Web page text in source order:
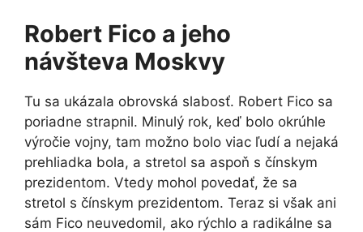
Robert Fico a jeho
návšteva Moskvy
Tu sa ukázala obrovská slabosť. Robert Fico sa
poriadne strapnil. Minulý rok, keď bolo okrúhle
výročie vojny, tam možno bolo viac ľudí a nejaká
prehliadka bola, a stretol sa aspoň s čínskym
prezidentom. Vtedy mohol povedať, že sa
stretol s čínskym prezidentom. Teraz si však ani
sám Fico neuvedomil, ako rýchlo a radikálne sa